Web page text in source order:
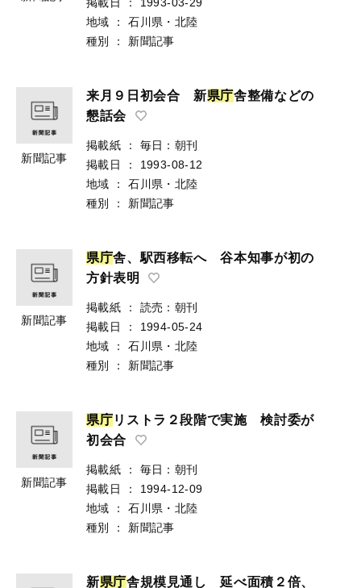
地域
：
石川県・北陸
種別
： 新聞記事
新聞記事
来月９日初会合 新県庁舎整備などの
懇話会
掲載紙 ：
毎日：朝刊
掲載日
：
1993-08-12
地域
：
石川県・北陸
種別
： 新聞記事
新聞記事
県庁舎、駅西移転へ 谷本知事が初の
方針表明
掲載紙 ：
読売：朝刊
掲載日
：
1994-05-24
地域
：
石川県・北陸
種別
： 新聞記事
新聞記事
県庁リストラ２段階で実施 検討委が
初会合
掲載紙 ：
毎日：朝刊
掲載日
：
1994-12-09
地域
：
石川県・北陸
種別
： 新聞記事
新県庁舎規模見通し 延べ面積２倍、